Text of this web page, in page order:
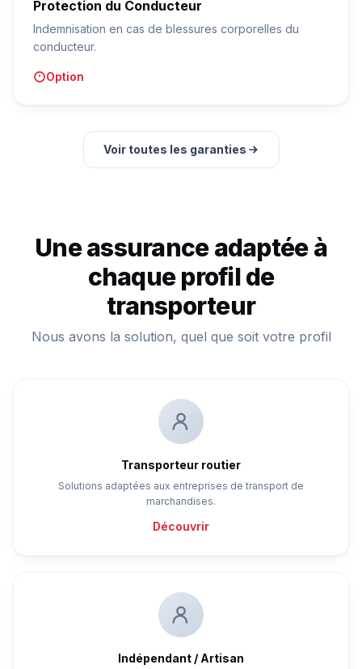
Protection du Conducteur
Indemnisation en cas de blessures corporelles du
conducteur.
Option
Voir toutes les garanties
Une assurance adaptée à
chaque profil de
transporteur
Nous avons la solution, quel que soit votre profil
Transporteur routier
Solutions adaptées aux entreprises de transport de
marchandises.
Découvrir
Indépendant / Artisan